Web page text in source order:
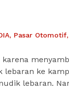
, Pasar Otomotif,
lebaran ke
lebaran.